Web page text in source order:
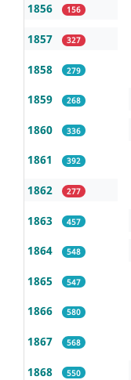
1856 156
1857 327
1858 279
1859 268
1860 336
1861 392
1862 277
1863 457
1864 548
1865 547
1866 580
1867 568
1868 550